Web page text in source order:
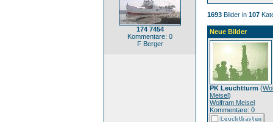
174 7454
Kommentare: 0
F Berger
1693 Bilder in 107
Neue Bilder
PK Leuchtturm (
Meisel)
Wolfram Meisel
Kommentare: 0